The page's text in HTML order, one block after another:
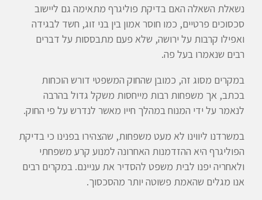
נשאלת השאלה האם בדיקת פוליגרף מתאימה גם ליישוב
סכסוכים פרטיים, כמו חוסר אמון בין בני זוג, חשד לבגידה
ואפילו קרבות על ירושה, שלא פעם מתבססות על דברים
רבים שנאמרו בעל פה.
במקרים מסוג זה, כמובן שהחוק המשפטי דורש הוכחות
בכתב, אך משפחות רבות מייחסות משקל גדול בהרבה
לנאמר על ידי המנוח במהלך חייו מאשר לנדרש על פי החוק.
במשרדנו ליווינו לא מעט משפחות, שהצהירו בפנינו כי בדיקת
הפוליגרף היא ההזדמנות האחרונה למנוע קרע משפחתי
ולאחריה יפנו לבית משפט להסדיר את עניינם. במקרים רבים
אנו מגלים שהאמת פשוטה יותר מהסכסוך.